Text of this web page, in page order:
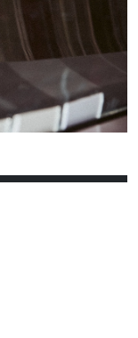
14
15
21
22
28
29